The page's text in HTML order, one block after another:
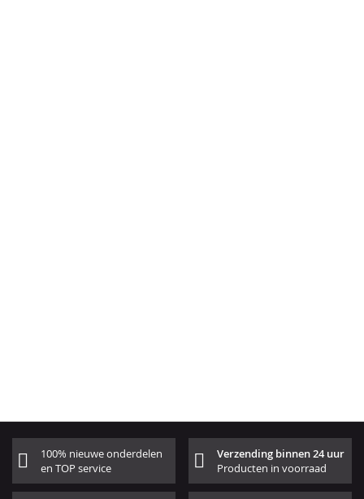
100% nieuwe onderdelen
en TOP service
Verzending binnen 24 uur
Producten in voorraad